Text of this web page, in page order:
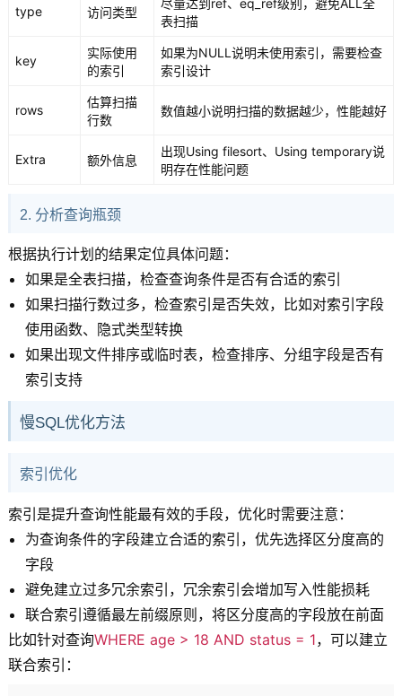
type 访问类型
尽量达到ref、eq_ref级别，避免ALL全
表扫描
key
实际使用
的索引
如果为NULL说明未使用索引，需要检查
索引设计
rows
估算扫描
行数
数值越小说明扫描的数据越少，性能越好
Extra 额外信息
出现Using filesort、Using temporary说
明存在性能问题
2. 分析查询瓶颈
根据执行计划的结果定位具体问题：
如果是全表扫描，检查查询条件是否有合适的索引
如果扫描行数过多，检查索引是否失效，比如对索引字段
使用函数、隐式类型转换
如果出现文件排序或临时表，检查排序、分组字段是否有
索引支持
慢SQL优化方法
索引优化
索引是提升查询性能最有效的手段，优化时需要注意：
为查询条件的字段建立合适的索引，优先选择区分度高的
字段
避免建立过多冗余索引，冗余索引会增加写入性能损耗
联合索引遵循最左前缀原则，将区分度高的字段放在前面
比如针对查询WHERE age > 18 AND status = 1，可以建立
联合索引：